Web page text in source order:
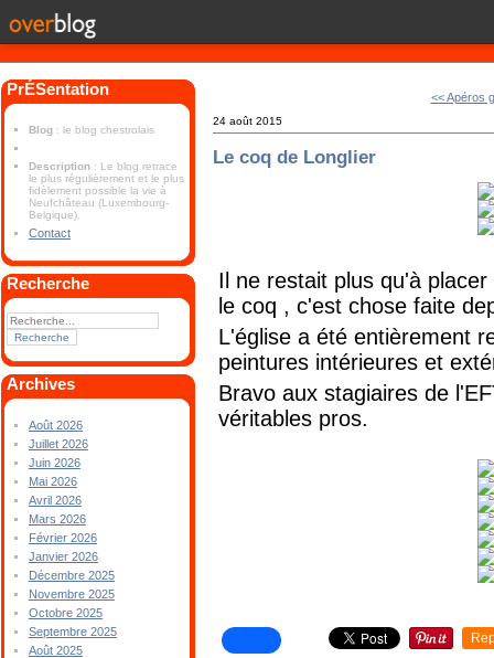
PrÉSentation
Blog : le blog chestrolais
Description : Le blog retrace
le plus régulièrement et le plus
fidèlement possible la vie à
Neufchâteau (Luxembourg-
Belgique).
Contact
Recherche
Archives
Août 2026
Juillet 2026
Juin 2026
Mai 2026
Avril 2026
Mars 2026
Février 2026
Janvier 2026
Décembre 2025
Novembre 2025
Octobre 2025
Septembre 2025
Août 2025
<< Apéros
24 août 2015
Le coq de Longlier
Il ne restait plus qu'à
le coq , c'est chose faite
L'église a été entièrement
peintures intérieures et
Bravo aux stagiaires de
véritables pros.